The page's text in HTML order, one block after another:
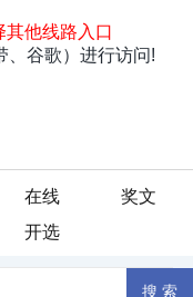
在线
奖文
开选